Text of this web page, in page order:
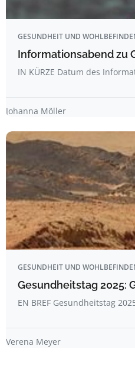
GESUNDHEIT UND
Informationsabend zu
IN KÜRZE Datum des
Johanna Möller
GESUNDHEIT UND
Gesundheitstag 2025:
EN BREF Gesundheitstag
Verena Meyer